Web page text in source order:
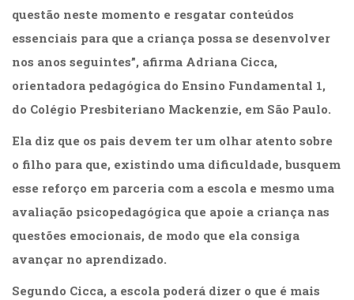
(39)
Fisioterapia
(47)
(54)
Gestalt-
(92)
Jornalismo
LGBTQIA+
(66)
Literatura
(11)
Literatura,
questão neste momento e resgatar conteúdos
essenciais para que a criança possa se desenvolver
nos anos seguintes”, afirma Adriana Cicca,
orientadora pedagógica do Ensino Fundamental 1,
do Colégio Presbiteriano Mackenzie, em São Paulo.
Ela diz que os pais devem ter um olhar atento sobre
o filho para que, existindo uma dificuldade, busquem
esse reforço em parceria com a escola e mesmo uma
avaliação psicopedagógica que apoie a criança nas
questões emocionais, de modo que ela consiga
avançar no aprendizado.
Segundo Cicca, a escola poderá dizer o que é mais